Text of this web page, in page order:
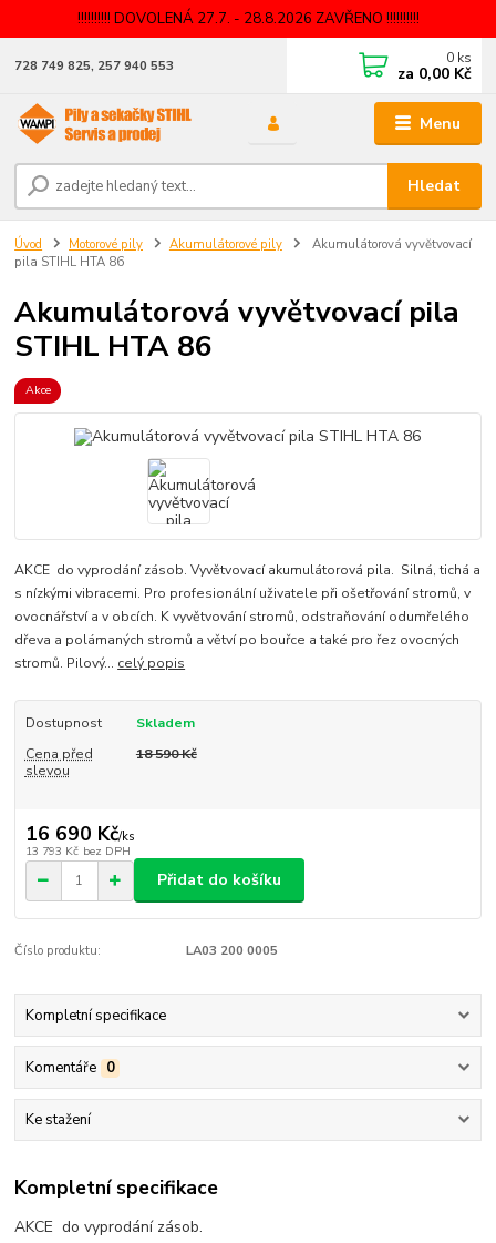
!!!!!!!!!! DOVOLENÁ 27.7. - 28.8.2026 ZAVŘENO !!!!!!!!!!
Menu
Hledat
728 749 825, 257 940 553 0 ks
za 0,00 Kč
Úvod Motorové pily Akumulátorové pily
Akumulátorová vyvětvovací
pila STIHL HTA 86
Akumulátorová vyvětvovací pila
STIHL HTA 86
Akce
AKCE do vyprodání zásob. Vyvětvovací akumulátorová pila. Silná, tichá a
s nízkými vibracemi. Pro profesionální uživatele při ošetřování stromů, v
ovocnářství a v obcích. K vyvětvování stromů, odstraňování odumřelého
dřeva a polámaných stromů a větví po bouřce a také pro řez ovocných
stromů. Pilový... celý popis
Dostupnost
Skladem
Cena před
slevou
18 590 Kč
16 690 Kč/ks
13 793 Kč bez DPH
Přidat do košíku
Číslo produktu: LA03 200 0005
Kompletní specifikace
Komentáře 0
Ke stažení
Kompletní specifikace
AKCE do vyprodání zásob.